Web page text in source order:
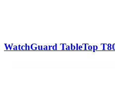
WatchGuard TableTop